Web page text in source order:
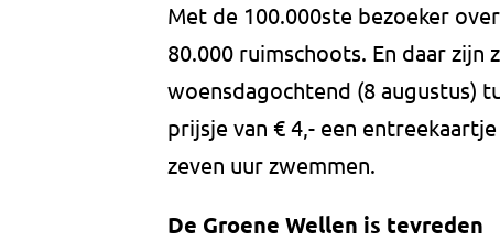
Met de 100.000ste bezoeker
80.000 ruimschoots. En daar
woensdagochtend (8 augustus)
prijsje van € 4,- een
zeven uur zwemmen.
De Groene Wellen is tevreden